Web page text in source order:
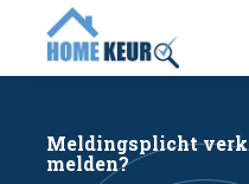
BOUWKUNDIGE
MEETRAPPORT
Meldingsplicht
melden?